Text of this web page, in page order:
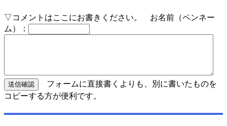
▽コメントはここにお書きください。 お名前（ペンネー
ム）：
フォームに直接書くよりも、別に書いたものを
コピーする方が便利です。